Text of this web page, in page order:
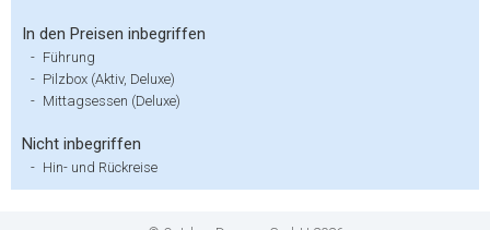
In den Preisen inbegriffen
- Führung
- Pilzbox (Aktiv, Deluxe)
- Mittagsessen (Deluxe)
Nicht inbegriffen
- Hin- und Rückreise